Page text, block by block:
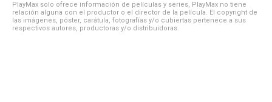
PlayMax solo ofrece información de películas y series, PlayMax no tiene
relación alguna con el productor o el director de la película. El copyright de
las imágenes, póster, carátula, fotografías y/o cubiertas pertenece a sus
respectivos autores, productoras y/o distribuidoras.